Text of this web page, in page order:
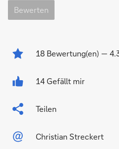
Bewerten
18 Bewertung(en) —
14 Gefällt mir
Teilen
Christian Streckert